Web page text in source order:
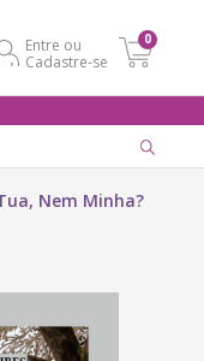
Entre ou
Cadastre-se
0
Nem Minha?